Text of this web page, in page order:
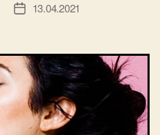
Дата13.04.2021